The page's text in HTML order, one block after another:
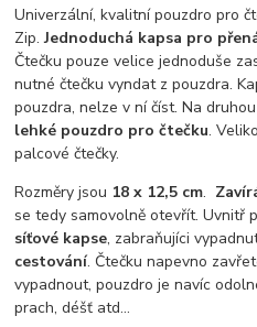
Univerzální, kvalitní pouzdro pro
Zip.Jednoduchá kapsa pro
Čtečku pouze velice jednoduše
nutné čtečku vyndat z pouzdra.
pouzdra, nelze v ní číst. Na
lehké pouzdro pro čtečku.
palcové čtečky.
Rozměry jsou 18 x 12,5 cm.
se tedy samovolně otevřít. Uvnitř
síťové kapse, zabraňujíci
cestování. Čtečku napevno
vypadnout, pouzdro je navíc
prach, déšť atd...